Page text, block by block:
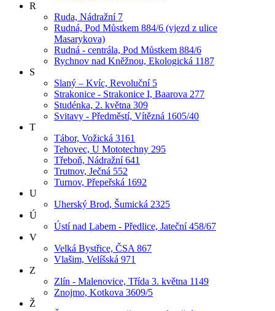
R
Ruda, Nádražní 7
Rudná, Pod Můstkem 884/6 (vjezd z ulice
Masarykova)
Rudná - centrála, Pod Můstkem 884/6
Rychnov nad Kněžnou, Ekologická 1187
S
Slaný – Kvíc, Revoluční 5
Strakonice - Strakonice I, Baarova 277
Studénka, 2. května 309
Svitavy - Předměstí, Vítězná 1605/40
T
Tábor, Vožická 3161
Tehovec, U Mototechny 295
Třeboň, Nádražní 641
Trutnov, Ječná 552
Turnov, Přepeřská 1692
U
Uherský Brod, Šumická 2325
Ú
Ústí nad Labem - Předlice, Jateční 458/67
V
Velká Bystřice, ČSA 867
Vlašim, Velíšská 971
Z
Zlín - Malenovice, Třída 3. května 1149
Znojmo, Kotkova 3609/5
Ž